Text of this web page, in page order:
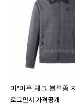
미*미우 체크 블루종
로그인시 가격공개